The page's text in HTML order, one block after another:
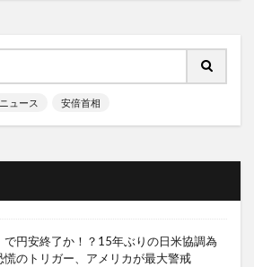
ニュース 安倍首相
で円安終了か！？15年ぶりの日米協調為
のトリガー、アメリカが最大警戒